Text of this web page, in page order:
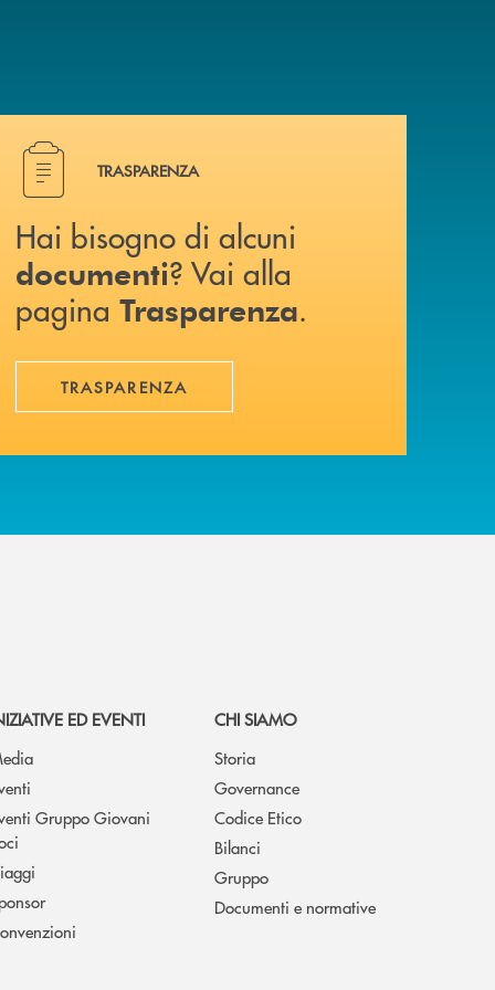
Contattaci .
Hai bisogno di alcuni documenti ? Vai alla pagina
TRASPARENZA
Hai bisogno di alcuni
documenti? Vai alla
pagina Trasparenza.
TRASPARENZA
ED EVENTI
Gruppo Giovani
CHI SIAMO
Storia
Governance
Codice Etico
Bilanci
Gruppo
Documenti e normative